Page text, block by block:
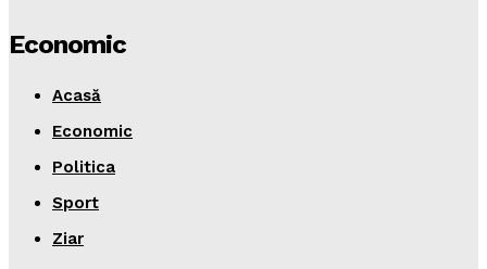
Economic
Acasă
Economic
Politica
Sport
Ziar